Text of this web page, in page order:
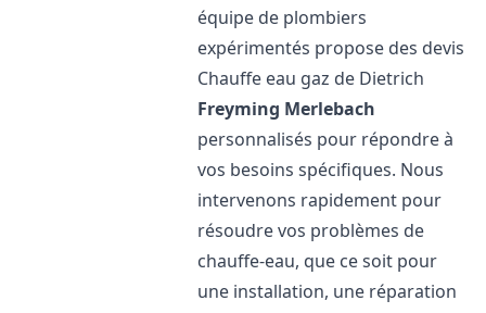
équipe de plombiers
expérimentés propose des devis
Chauffe eau gaz de Dietrich
Freyming Merlebach
personnalisés pour répondre à
vos besoins spécifiques. Nous
intervenons rapidement pour
résoudre vos problèmes de
chauffe-eau, que ce soit pour
une installation, une réparation